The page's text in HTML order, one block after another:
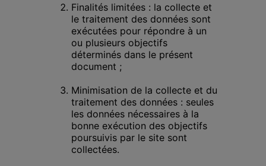
Finalités limitées : la collecte et
le traitement des données sont
exécutées pour répondre à un
ou plusieurs objectifs
déterminés dans le présent
document ;
Minimisation de la collecte et du
traitement des données : seules
les données nécessaires à la
bonne exécution des objectifs
poursuivis par le site sont
collectées.